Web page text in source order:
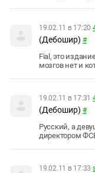
19.02.11 в 17:20
(Дебошир) #
Fial, это
мозгов нет и
19.02.11 в 17:31
(Дебошир) #
Русский, а
директором
19.02.11 в 17:33